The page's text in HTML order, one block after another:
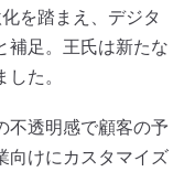
を踏まえ、デジタ
補足。王氏は新たな
た。
不透明感で顧客の予
向けにカスタマイズ